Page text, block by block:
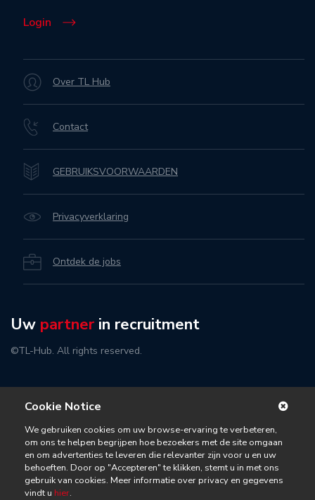
Login
Over TL Hub
Contact
GEBRUIKSVOORWAARDEN
Privacyverklaring
Ontdek de jobs
Uw partner in recruitment
©TL-Hub. All rights reserved.
Cookie Notice
We gebruiken cookies om uw browse-ervaring te verbeteren,
om ons te helpen begrijpen hoe bezoekers met de site omgaan
en om advertenties te leveren die relevanter zijn voor u en uw
behoeften. Door op "Accepteren" te klikken, stemt u in met ons
gebruik van cookies. Meer informatie over privacy en gegevens
vindt u hier.